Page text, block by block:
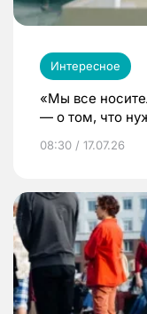
Интересное
«Мы все
— о том, что
08:30 / 17.07.26